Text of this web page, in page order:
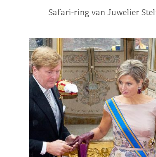
Safari-ring van Juwelier